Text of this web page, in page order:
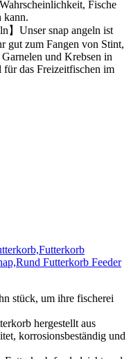
Fische
kann.
】Unser snap angeln ist
gut zum Fangen von Stint,
und Krebsen in
für das Freizeitfischen im
Futterkorb Feeder
stück, um ihre fischerei
hergestellt aus
korrosionsbeständig und